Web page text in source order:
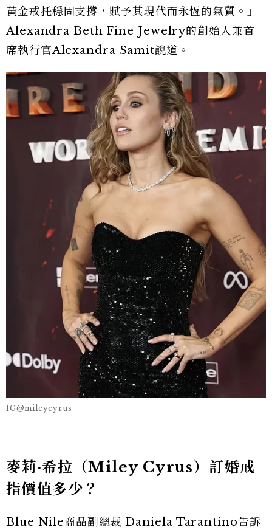
黃金戒托穩固支撐，賦予其現代而永恆的氣質。」
Alexandra Beth Fine Jewelry的創始人兼首
席執行官Alexandra Samit說道。
IG@mileycyrus
麥莉·希拉（Miley Cyrus）訂婚戒
指價值多少？
Blue Nile商品副總裁 Daniela Tarantino告訴